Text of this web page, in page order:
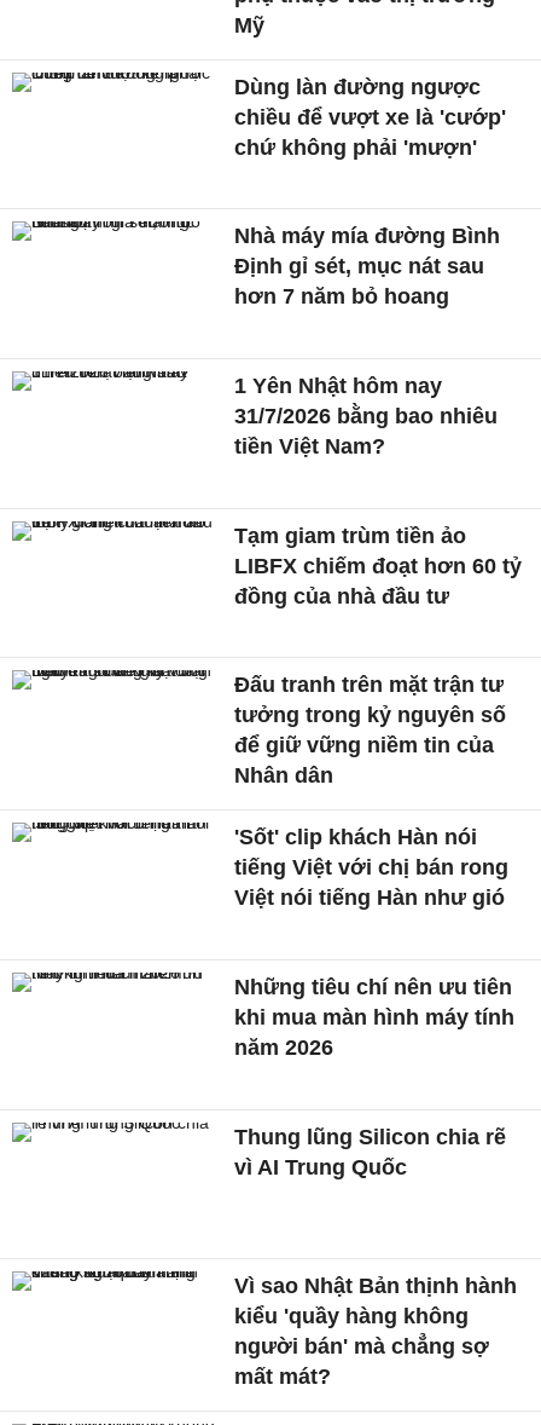
Mỹ
Dùng làn đường ngược
chiều để vượt xe là 'cướp'
chứ không phải 'mượn'
Nhà máy mía đường Bình
Định gỉ sét, mục nát sau
hơn 7 năm bỏ hoang
1 Yên Nhật hôm nay
31/7/2026 bằng bao nhiêu
tiền Việt Nam?
Tạm giam trùm tiền ảo
LIBFX chiếm đoạt hơn 60 tỷ
đồng của nhà đầu tư
Đấu tranh trên mặt trận tư
tưởng trong kỷ nguyên số
để giữ vững niềm tin của
Nhân dân
'Sốt' clip khách Hàn nói
tiếng Việt với chị bán rong
Việt nói tiếng Hàn như gió
Những tiêu chí nên ưu tiên
khi mua màn hình máy tính
năm 2026
Thung lũng Silicon chia rẽ
vì AI Trung Quốc
Vì sao Nhật Bản thịnh hành
kiểu 'quầy hàng không
người bán' mà chẳng sợ
mất mát?